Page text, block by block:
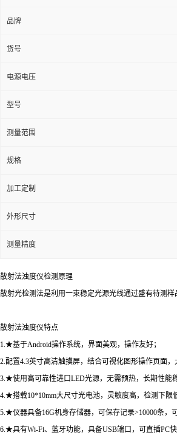
品牌
货号
电源电压
型号
测量范围
规格
加工定制
外形尺寸
测量精度
散射法浊度仪检测原理
散射光检测法是利用一束稳定光源光线通过盛有待测
散射法浊度仪特点
1.★基于Android操作系统，界面美观，操作友好；
2.配置4.3英寸高清触摸屏，结合可视化图形操作页面
3.★使用高可靠性进口LED光源，无需预热，长期性能稳
4.★搭载10*10mm大尺寸光电池，灵敏度高，检测下限
5.★仪器具备16G机身存储器，可保存记录>10000条，
6.★具有Wi-Fi、蓝牙功能，具备USB端口，可直插PC快